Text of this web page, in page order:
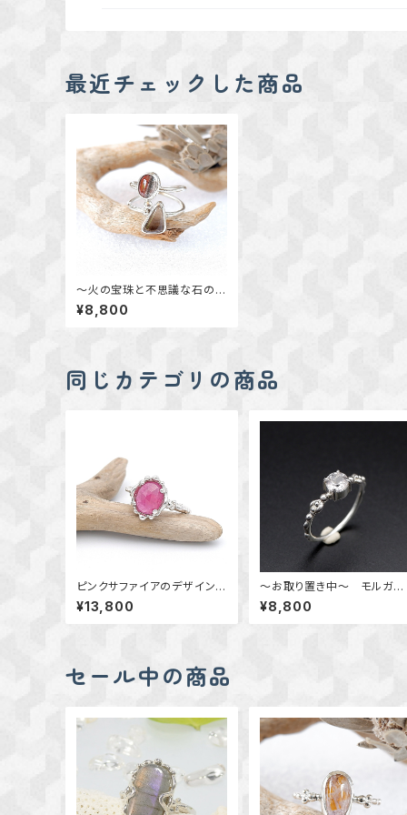
最近チェックした商品
～火の宝珠と不思議な石の組
み合わせ～ アグニマニタイ
トとインクルージョンアメジス
トのリング 約11号 天然石
¥8,800
同じカテゴリの商品
ピンクサファイアのデザインリ
ング 11号 ～薔薇色のきら
めき～ 天然石アクセサリ
ー 指輪 一点物
¥13,800
～お取り置き中～ モルガナ
イトのデザインリング 11.5
号 ～指先に輝きを～ 天
石アクセサリー 指輪 一点
¥8,800
セール中の商品